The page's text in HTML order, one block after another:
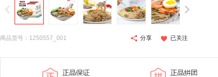
商品货号：1250557_001 分享 已关注